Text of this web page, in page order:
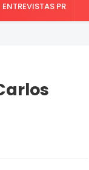
ENTREVISTAS PR